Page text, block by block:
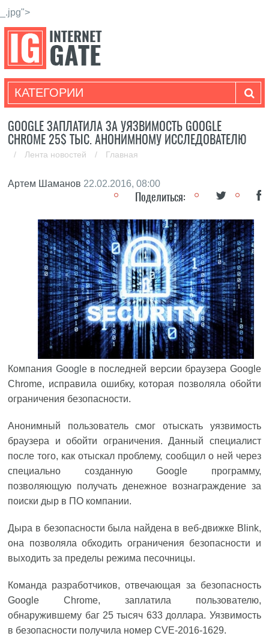
_.jpg">
КАТЕГОРИИ
GOOGLE ЗАПЛАТИЛА ЗА УЯЗВИМОСТЬ GOOGLE
CHROME 25$ ТЫС. АНОНИМНОМУ ИССЛЕДОВАТЕЛЮ
/ Лента новостей / Главная
Артем Шаманов 22.02.2016, 08:00
Поделиться:
Компания Google в последней версии браузера Google
Chrome, исправила ошибку, которая позволяла обойти
ограничения безопасности.
Анонимный пользователь смог отыскать уязвимость
браузера и обойти ограничения. Данный специалист
после того, как отыскал проблему, сообщил о ней через
специально созданную Google программу,
позволяющую получать денежное вознаграждение за
поиски дыр в ПО компании.
Дыра в безопасности была найдена в веб-движке Blink,
она позволяла обходить ограничения безопасности и
выходить за пределы режима песочницы.
Команда разработчиков, отвечающая за безопасность
Google Chrome, заплатила пользователю,
обнаружившему баг 25 тысяч 633 доллара. Уязвимость
в безопасности получила номер CVE-2016-1629.